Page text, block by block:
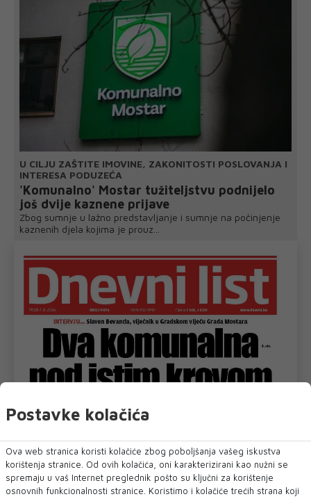
U CILJU ZAŠTITE IMOVINE, ZAKONITOSTI POSLOVANJA I
INTERESA PODUZEĆA
'Komunalno' Mostar tužiteljstvu podnijelo
još dvije kaznene prijave
Zbog sumnje u lažno predstavljanje i sumnje na počinjenje
kaznenih djela kojima je prouz...
Postavke kolačića
Ova web stranica koristi kolačiće zbog poboljšanja vašeg iskustva
korištenja stranice. Od ovih kolačića, oni karakterizirani kao nužni se
spremaju u vaš Internet preglednik pošto su ključni za korištenje
osnovnih funkcionalnosti stranice. Koristimo i kolačiće trećih strana koji